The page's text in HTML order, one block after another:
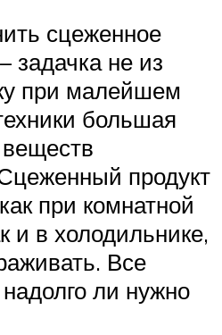
сцеженное
задачка не из
при малейшем
большая
продукт
при комнатной
и в холодильнике,
Все
надолго ли нужно